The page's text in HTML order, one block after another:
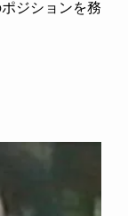
ジションを務